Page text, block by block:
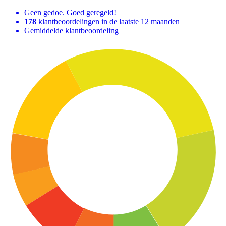
Geen gedoe. Goed geregeld!
178 klantbeoordelingen in de laatste 12 maanden
Gemiddelde klantbeoordeling